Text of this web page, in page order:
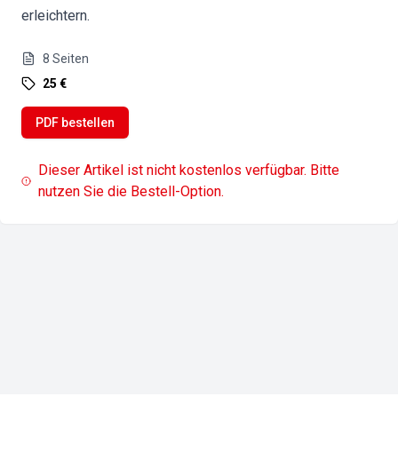
erleichtern.
8 Seiten
25 €
PDF bestellen
Dieser Artikel ist nicht kostenlos verfügbar. Bitte
nutzen Sie die Bestell-Option.